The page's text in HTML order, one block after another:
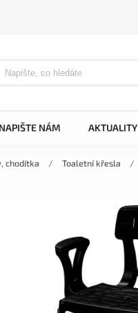
NAPIŠTE NÁM AKTUALITY
chodítka / Toaletní křesla /